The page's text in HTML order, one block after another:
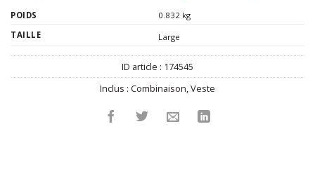
POIDS
0.832 kg
TAILLE
Large
ID article : 174545
Inclus : Combinaison,Veste